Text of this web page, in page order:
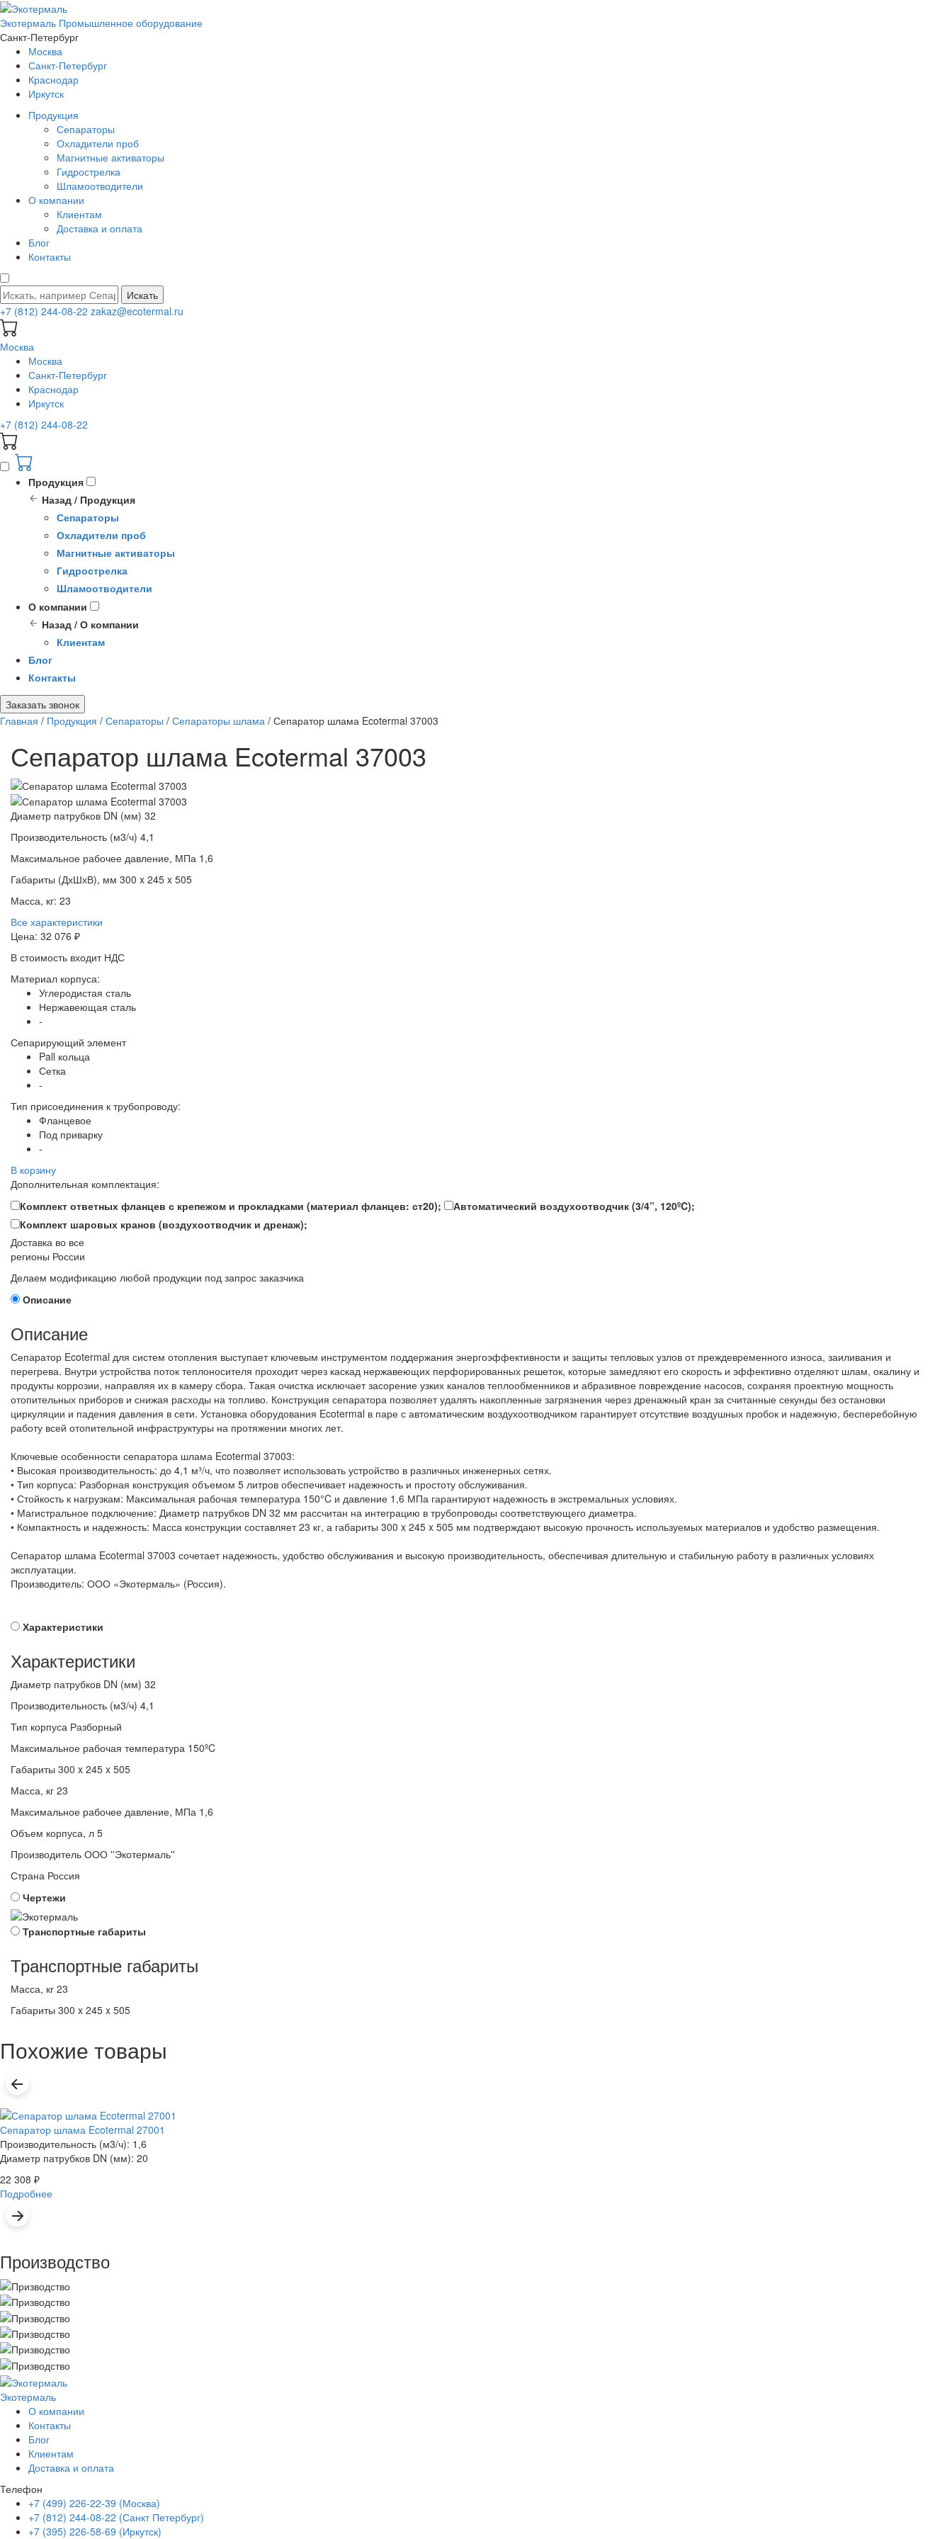
Экотермаль Промышленное оборудование
Санкт-Петербург
Москва
Санкт-Петербург
Краснодар
Иркутск
Продукция
Сепараторы
Охладители проб
Магнитные активаторы
Гидрострелка
Шламоотводители
О компании
Клиентам
Доставка и оплата
Блог
Контакты
Искать
+7 (812) 244-08-22 zakaz@ecotermal.ru
Москва
Москва
Санкт-Петербург
Краснодар
Иркутск
+7 (812) 244-08-22
Продукция
Назад / Продукция
Сепараторы
Охладители проб
Магнитные активаторы
Гидрострелка
Шламоотводители
О компании
Назад / О компании
Клиентам
Блог
Контакты
Заказать звонок
Главная / Продукция / Сепараторы / Сепараторы шлама / Сепаратор шлама Ecotermal 37003
Сепаратор шлама Ecotermal 37003
Диаметр патрубков DN (мм) 32
Производительность (м3/ч) 4,1
Максимальное рабочее давление, МПа 1,6
Габариты (ДхШхВ), мм 300 x 245 x 505
Масса, кг: 23
Все характеристики
Цена: 32 076 ₽
В стоимость входит НДС
Материал корпуса:
Углеродистая сталь
Нержавеющая сталь
-
Сепарирующий элемент
Pall кольца
Сетка
-
Тип присоединения к трубопроводу:
Фланцевое
Под приварку
-
В корзину
Дополнительная комплектация:
Комплект ответных фланцев с крепежом и прокладками (материал фланцев: ст20);
Автоматический воздухоотводчик (3/4”, 120ºC);
Комплект шаровых кранов (воздухоотводчик и дренаж);
Доставка во все
регионы России
Делаем модификацию любой продукции под запрос заказчика
Описание
Описание
Сепаратор Ecotermal для систем отопления выступает ключевым инструментом поддержания энергоэффективности и защиты тепловых узлов от преждевременного износа, заиливания и
перегрева. Внутри устройства поток теплоносителя проходит через каскад нержавеющих перфорированных решеток, которые замедляют его скорость и эффективно отделяют шлам, окалину и
продукты коррозии, направляя их в камеру сбора. Такая очистка исключает засорение узких каналов теплообменников и абразивное повреждение насосов, сохраняя проектную мощность
отопительных приборов и снижая расходы на топливо. Конструкция сепаратора позволяет удалять накопленные загрязнения через дренажный кран за считанные секунды без остановки
циркуляции и падения давления в сети. Установка оборудования Ecotermal в паре с автоматическим воздухоотводчиком гарантирует отсутствие воздушных пробок и надежную, бесперебойную
работу всей отопительной инфраструктуры на протяжении многих лет.
Ключевые особенности сепаратора шлама Ecotermal 37003:
• Высокая производительность: до 4,1 м³/ч, что позволяет использовать устройство в различных инженерных сетях.
• Тип корпуса: Разборная конструкция объемом 5 литров обеспечивает надежность и простоту обслуживания.
• Стойкость к нагрузкам: Максимальная рабочая температура 150°C и давление 1,6 МПа гарантируют надежность в экстремальных условиях.
• Магистральное подключение: Диаметр патрубков DN 32 мм рассчитан на интеграцию в трубопроводы соответствующего диаметра.
• Компактность и надежность: Масса конструкции составляет 23 кг, а габариты 300 x 245 x 505 мм подтверждают высокую прочность используемых материалов и удобство размещения.
Сепаратор шлама Ecotermal 37003 сочетает надежность, удобство обслуживания и высокую производительность, обеспечивая длительную и стабильную работу в различных условиях
эксплуатации.
Производитель: ООО «Экотермаль» (Россия).
Характеристики
Характеристики
Диаметр патрубков DN (мм) 32
Производительность (м3/ч) 4,1
Тип корпуса Разборный
Максимальное рабочая температура 150ºC
Габариты 300 x 245 x 505
Масса, кг 23
Максимальное рабочее давление, МПа 1,6
Объем корпуса, л 5
Производитель ООО ''Экотермаль''
Страна Россия
Чертежи
Транспортные габариты
Транспортные габариты
Масса, кг 23
Габариты 300 x 245 x 505
Похожие товары
Сепаратор шлама Ecotermal 27001
Производительность (м3/ч): 1,6
Диаметр патрубков DN (мм): 20
22 308 ₽
Подробнее
Производство
Экотермаль
О компании
Контакты
Блог
Клиентам
Доставка и оплата
Телефон
+7 (499) 226-22-39 (Москва)
+7 (812) 244-08-22 (Санкт Петербург)
+7 (395) 226-58-69 (Иркутск)